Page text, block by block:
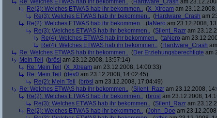
Re: Welches ETWAS hab ihr bekommen.. (Hardware_Crash am
Re(2): Welches ETWAS hab ihr bekommen.. (X_Xtream am
Re(3): Welches ETWAS hab ihr bekommen.. (Hardware_Crash am
Re(2): Welches ETWAS hab ihr bekommen.. (taNero am 23.12.2008,
Re(3): Welches ETWAS hab ihr bekommen.. (Silent_Razr am
Re(4): Welches ETWAS hab ihr bekommen.. (taNero am
Re(4): Welches ETWAS hab ihr bekommen.. (Hardware_Crash
Re: Welches ETWAS hab ihr bekommen.. (Der Erziehungsberechtigte am
Mein Teil
(brösl am 23.12.2008, 13:57:14)
Re: Mein Teil
(X_Xtream am 23.12.2008, 14:00:33)
Re: Mein Teil
(dev0 am 23.12.2008, 14:02:45)
Re(2): Mein Teil
(brösl am 23.12.2008, 17:04:49)
Re: Welches ETWAS hab ihr bekommen.. (Silent_Razr am 23.12.2008,
Re(2): Welches ETWAS hab ihr bekommen.. (brösl am 23.12.2008,
Re(3): Welches ETWAS hab ihr bekommen.. (Silent_Razr am
Re(2): Welches ETWAS hab ihr bekommen.. (John_Doe am